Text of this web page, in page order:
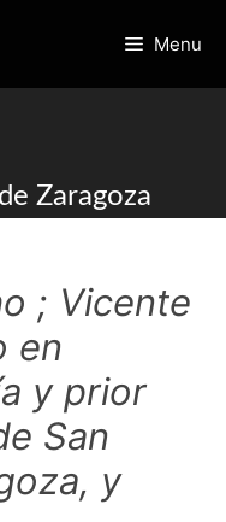
Menu
Zaragoza
; Vicente
en
y prior
San
y